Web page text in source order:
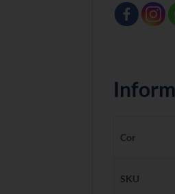
Cor
SKU